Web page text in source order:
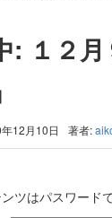
: １２
12月10日 著者:
ツはパスワード